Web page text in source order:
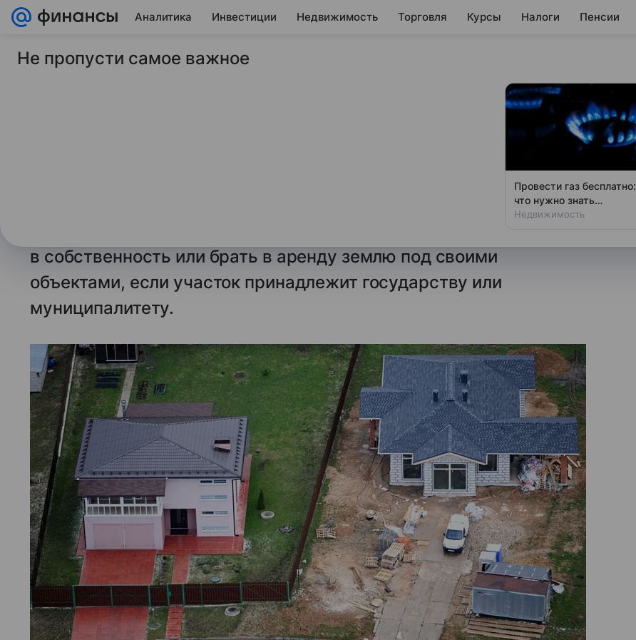
Аналитика Инвестиции Недвижимость Торговля Курсы Налоги Пенсии
29 декабря 2024 Российская газета
работать закон о приобретении прав
в собственность или брать в аренду землю под своими
объектами, если участок принадлежит государству или
муниципалитету.
Не пропусти самое важное
Провести газ бесплатно:
что нужно знать
владельцам дач
Недвижимость